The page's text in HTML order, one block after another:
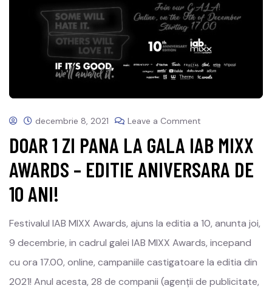
decembrie 8, 2021 Leave a Comment
DOAR 1 ZI PANA LA GALA IAB MIXX
AWARDS – EDITIE ANIVERSARA DE
10 ANI!
Festivalul IAB MIXX Awards, ajuns la editia a 10, anunta joi,
9 decembrie, in cadrul galei IAB MIXX Awards, incepand
cu ora 17.00, online, campaniile castigatoare la editia din
2021! Anul acesta, 28 de companii (agenții de publicitate,